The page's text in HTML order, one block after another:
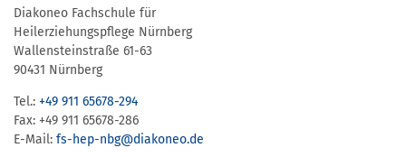
Diakoneo Fachschule für
Heilerziehungspflege Nürnberg
Wallensteinstraße 61-63
90431 Nürnberg
Tel.: +49 911 65678-294
Fax: +49 911 65678-286
E-Mail: fs-hep-nbg​@diakoneo.de